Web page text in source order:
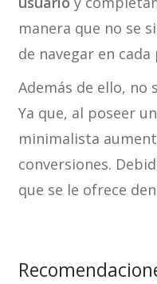
manera que no se
de navegar en
Además de ello, no
Ya que, al poseer
minimalista
conversiones.
que se le ofrece